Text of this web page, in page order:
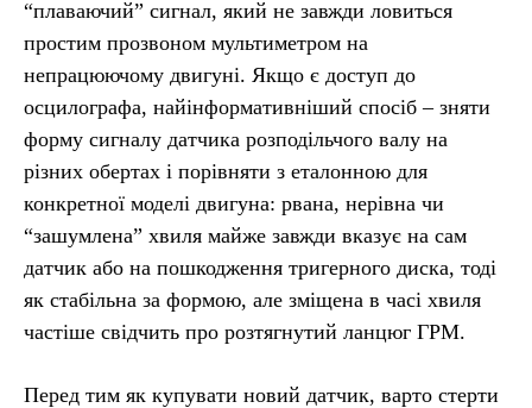
“плаваючий” сигнал, який не завжди ловиться
простим прозвоном мультиметром на
непрацюючому двигуні. Якщо є доступ до
осцилографа, найінформативніший спосіб – зняти
форму сигналу датчика розподільчого валу на
різних обертах і порівняти з еталонною для
конкретної моделі двигуна: рвана, нерівна чи
“зашумлена” хвиля майже завжди вказує на сам
датчик або на пошкодження тригерного диска, тоді
як стабільна за формою, але зміщена в часі хвиля
частіше свідчить про розтягнутий ланцюг ГРМ.
Перед тим як купувати новий датчик, варто стерти